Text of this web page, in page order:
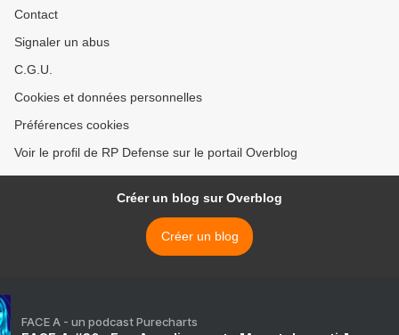
Contact
Signaler un abus
C.G.U.
Cookies et données personnelles
Préférences cookies
Voir le profil de RP Defense sur le portail Overblog
Créer un blog sur Overblog
Créer un blog
FACE A - un podcast Purecharts